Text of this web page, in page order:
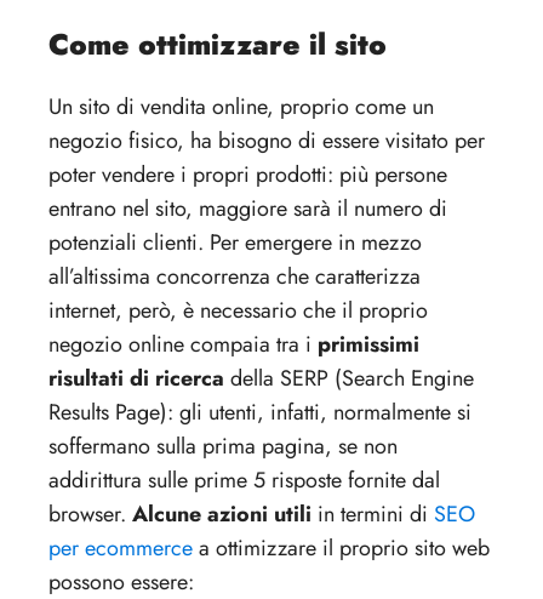
Come ottimizzare il sito
Un sito di vendita online, proprio come un
negozio fisico, ha bisogno di essere visitato per
poter vendere i propri prodotti: più persone
entrano nel sito, maggiore sarà il numero di
potenziali clienti. Per emergere in mezzo
all’altissima concorrenza che caratterizza
internet, però, è necessario che il proprio
negozio online compaia tra i primissimi
risultati di ricerca della SERP (Search Engine
Results Page): gli utenti, infatti, normalmente si
soffermano sulla prima pagina, se non
addirittura sulle prime 5 risposte fornite dal
browser. Alcune azioni utili in termini di SEO
per ecommercea ottimizzare il proprio sito web
possono essere: